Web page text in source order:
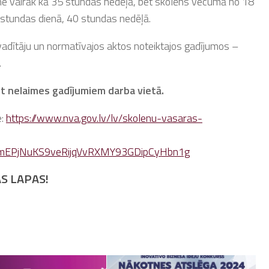
dienā, 40 stundas nedēļā.
un normatīvajos aktos noteiktajos gadījumos –
nelaimes gadījumiem darba vietā.
https://www.nva.gov.lv/lv/skolenu-vasaras-
LAPAS!